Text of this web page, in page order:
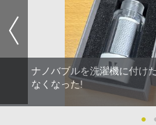
ナノバブルを洗濯機に付け
なくなった!
●